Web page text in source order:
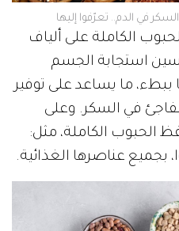
الكاملة على ألياف
استجابة الجسم
ما يساعد على توفير
في السكر. وعلى
الحبوب الكاملة، مثل:
بجميع عناصرها الغذائية.